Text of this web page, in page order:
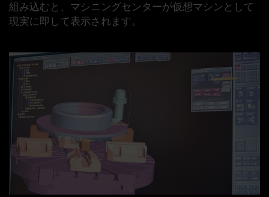
組み込むと、マシニングセンターが仮想マシンとして
現実に即して表示されます。